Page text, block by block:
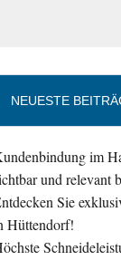
NEUESTE
im
und relevant
Sie
Hüttendorf!